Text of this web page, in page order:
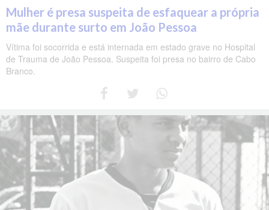
Mulher é presa suspeita de esfaquear a própria
mãe durante surto em João Pessoa
Vítima foi socorrida e está internada em estado grave no Hospital
de Trauma de João Pessoa. Suspeita foi presa no bairro de Cabo
Branco.